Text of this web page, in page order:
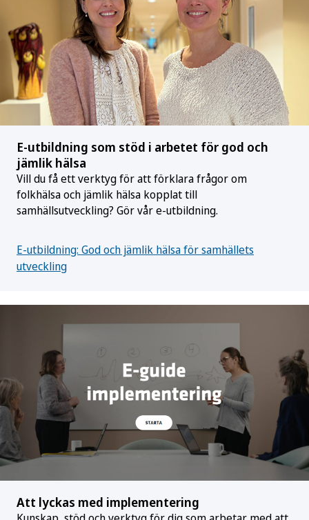
E-utbildning som stöd i arbetet för god och
jämlik hälsa
Vill du få ett verktyg för att förklara frågor om
folkhälsa och jämlik hälsa kopplat till
samhällsutveckling? Gör vår e-utbildning.
E-utbildning: God och jämlik hälsa för samhällets
utveckling
Att lyckas med implementering